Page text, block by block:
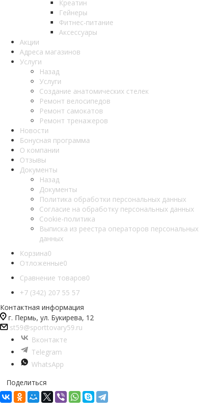
Креатин
Гейнеры
Фитнес-питание
Аксессуары
Акции
Адреса магазинов
Услуги
Назад
Услуги
Создание анатомических стелек
Ремонт велосипедов
Ремонт самокатов
Ремонт тренажеров
Новости
Бонусная программа
О компании
Отзывы
Документы
Назад
Документы
Политика обработки персональных данных
Согласие на обработку персональных данных
Cookie-политика
Выписка из реестра операторов персональных
данных
Корзина0
Отложенные0
Сравнение товаров0
+7 (342) 207 55 57
Контактная информация
г. Пермь, ул. Букирева, 12
st59@sporttovary59.ru
Вконтакте
Telegram
WhatsApp
Поделиться